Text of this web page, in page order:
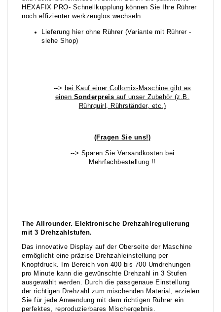
HEXAFIX PRO- Schnellkupplung können Sie Ihre Rührer
noch effizienter werkzeuglos wechseln.
Lieferung hier ohne Rührer (Variante mit Rührer -
siehe Shop)
--> bei Kauf einer Collomix-Maschine gibt es
einen Sonderpreis auf unser Zubehör (z.B.
Rührquirl, Rührständer, etc.)
(Fragen Sie uns!)
--> Sparen Sie Versandkosten bei
Mehrfachbestellung !!
The Allrounder. Elektronische Drehzahlregulierung
mit 3 Drehzahlstufen.
Das innovative Display auf der Oberseite der Maschine
ermöglicht eine präzise Drehzahleinstellung per
Knopfdruck. Im Bereich von 400 bis 700 Umdrehungen
pro Minute kann die gewünschte Drehzahl in 3 Stufen
ausgewählt werden. Durch die passgenaue Einstellung
der richtigen Drehzahl zum mischenden Material, erzielen
Sie für jede Anwendung mit dem richtigen Rührer ein
perfektes, reproduzierbares Mischergebnis.